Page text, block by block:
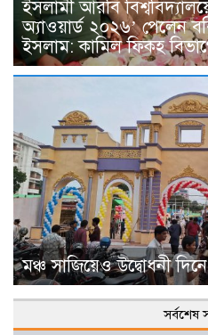
ইসলামী আরবি
অ্যাওয়ার্ড ২০২৬’ পেলেন
ইসলাম: কামিল ফিকহ
মঞ্চ সাজিয়েও উদ্বোধনী
সর্বশেষ